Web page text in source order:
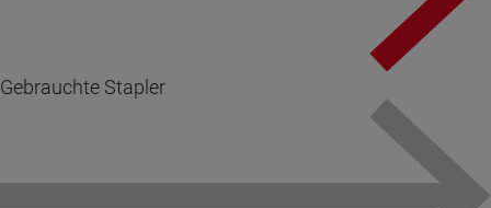
Gebrauchte Stapler